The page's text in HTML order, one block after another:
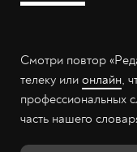
Смотри повтор
телеку или онлайн,
профессиональных
часть нашего